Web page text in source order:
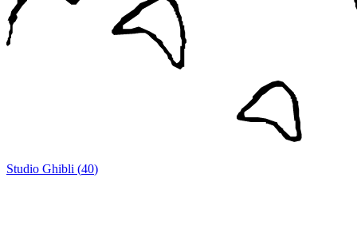
Studio Ghibli (40)